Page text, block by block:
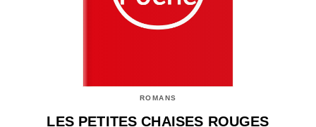
ROMANS
LES PETITES CHAISES ROUGES